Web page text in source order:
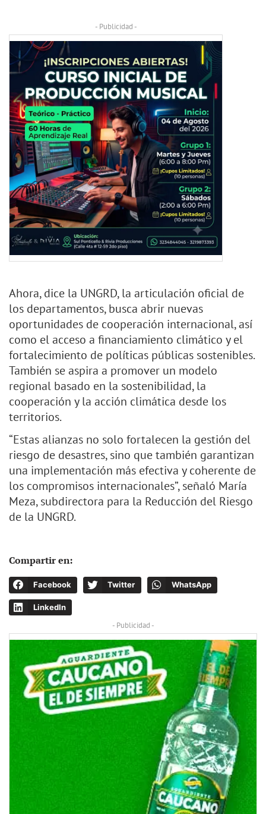
- Publicidad -
Ahora, dice la UNGRD, la articulación oficial de
los departamentos, busca abrir nuevas
oportunidades de cooperación internacional, así
como el acceso a financiamiento climático y el
fortalecimiento de políticas públicas sostenibles.
También se aspira a promover un modelo
regional basado en la sostenibilidad, la
cooperación y la acción climática desde los
territorios.
“Estas alianzas no solo fortalecen la gestión del
riesgo de desastres, sino que también garantizan
una implementación más efectiva y coherente de
los compromisos internacionales”, señaló María
Meza, subdirectora para la Reducción del Riesgo
de la UNGRD.
Compartir en:
Facebook Twitter WhatsApp
LinkedIn
- Publicidad -